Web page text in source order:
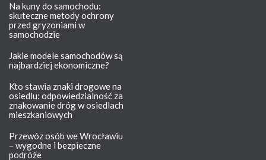
Na kuny do samochodu:
skuteczne metody ochrony
przed gryzoniami w
samochodzie
Jakie modele samochodów są
najbardziej ekonomiczne?
Kto stawia znaki drogowe na
osiedlu: odpowiedzialność za
znakowanie dróg w osiedlach
mieszkaniowych
Przewóz osób we Wrocławiu
– wygodne i bezpieczne
podróże